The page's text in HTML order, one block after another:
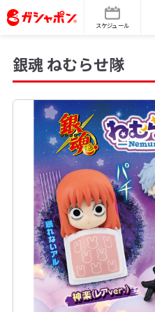
スケジュール
銀魂 ねむらせ隊